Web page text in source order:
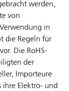
werden,
von
in
die Regeln für
Die RoHS-
der
Importeure
ihre Elektro- und